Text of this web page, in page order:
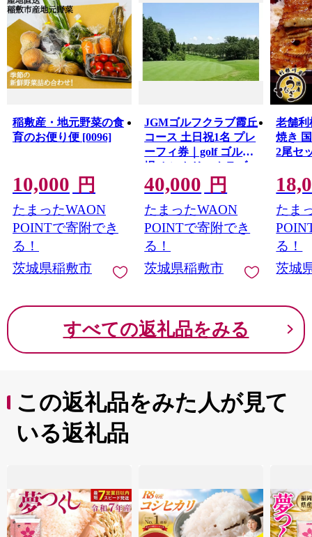
て市の特産品である”農産物”や、”体験型チケット”など
の"お礼の品"を真心こめてお送りいたします。
稲敷産・地元野菜の食
育のお便り便 [0096]
10,000 円
たまったWAON
POINTで寄附でき
る！
茨城県稲敷市
JGMゴルフクラブ霞丘
コース 土日祝1名 プレ
ーフィ券｜golf ゴルフ
場 カントリークラブ
アウトドア 施設利用
券 スポーツ 趣味 休日
アクティビティ プレ
ゼント 茨城県 [0121]
40,000 円
たまったWAON
POINTで寄附でき
る！
茨城県稲敷市
老舗利
焼き
2尾セ
たま
る！
茨城
すべての返礼品をみる
この返礼品をみた人が見て
いる返礼品